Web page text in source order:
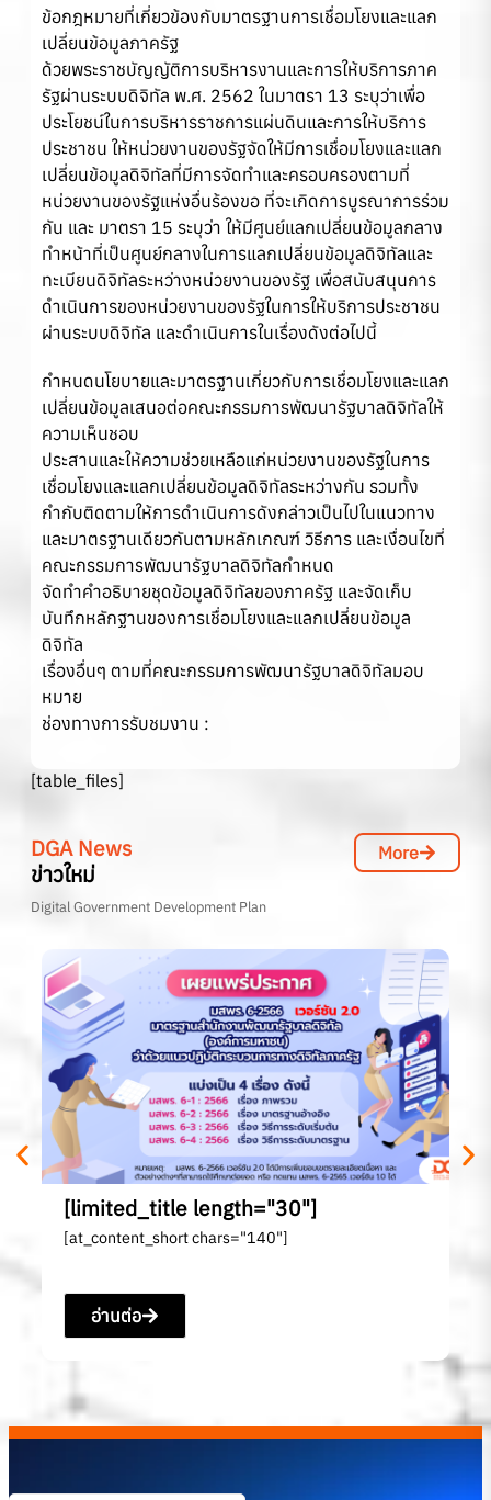
ข้อกฎหมายที่เกี่ยวข้องกับมาตรฐานการเชื่อมโยงและแลก
เปลี่ยนข้อมูลภาครัฐ
ด้วยพระราชบัญญัติการบริหารงานและการให้บริการภาค
รัฐผ่านระบบดิจิทัล พ.ศ. 2562 ในมาตรา 13 ระบุว่าเพื่อ
ประโยชน์ในการบริหารราชการแผ่นดินและการให้บริการ
ประชาชน ให้หน่วยงานของรัฐจัดให้มีการเชื่อมโยงและแลก
เปลี่ยนข้อมูลดิจิทัลที่มีการจัดทำและครอบครองตามที่
หน่วยงานของรัฐแห่งอื่นร้องขอ ที่จะเกิดการบูรณาการร่วม
กัน และ มาตรา 15 ระบุว่า ให้มีศูนย์แลกเปลี่ยนข้อมูลกลาง
ทำหน้าที่เป็นศูนย์กลางในการแลกเปลี่ยนข้อมูลดิจิทัลและ
ทะเบียนดิจิทัลระหว่างหน่วยงานของรัฐ เพื่อสนับสนุนการ
ดำเนินการของหน่วยงานของรัฐในการให้บริการประชาชน
ผ่านระบบดิจิทัล และดำเนินการในเรื่องดังต่อไปนี้
กำหนดนโยบายและมาตรฐานเกี่ยวกับการเชื่อมโยงและแลก
เปลี่ยนข้อมูลเสนอต่อคณะกรรมการพัฒนารัฐบาลดิจิทัลให้
ความเห็นชอบ
ประสานและให้ความช่วยเหลือแก่หน่วยงานของรัฐในการ
เชื่อมโยงและแลกเปลี่ยนข้อมูลดิจิทัลระหว่างกัน รวมทั้ง
กำกับติดตามให้การดำเนินการดังกล่าวเป็นไปในแนวทาง
และมาตรฐานเดียวกันตามหลักเกณฑ์ วิธีการ และเงื่อนไขที่
คณะกรรมการพัฒนารัฐบาลดิจิทัลกำหนด
จัดทำคำอธิบายชุดข้อมูลดิจิทัลของภาครัฐ และจัดเก็บ
บันทึกหลักฐานของการเชื่อมโยงและแลกเปลี่ยนข้อมูล
ดิจิทัล
เรื่องอื่นๆ ตามที่คณะกรรมการพัฒนารัฐบาลดิจิทัลมอบ
หมาย
ช่องทางการรับชมงาน :
[table_files]
DGA News
ข่าวใหม่
More
Digital Government Development Plan
[limited_title length="30"]
[at_content_short chars="140"]
อ่านต่อ